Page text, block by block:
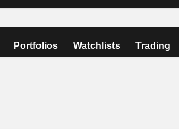
Portfolios Watchlists Trading